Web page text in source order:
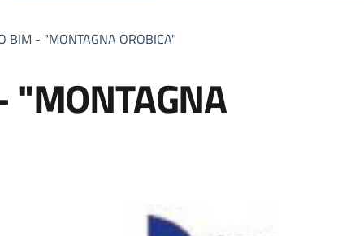
BIM - "MONTAGNA OROBICA"
"MONTAGNA